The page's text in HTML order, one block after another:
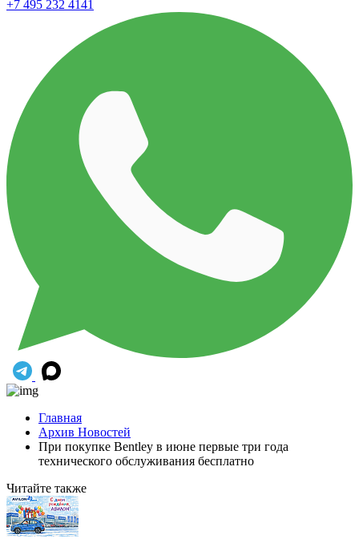
+7 495 232 4141
Главная
Архив Новостей
При покупке Bentley в июне первые три года
технического обслуживания бесплатно
Читайте также